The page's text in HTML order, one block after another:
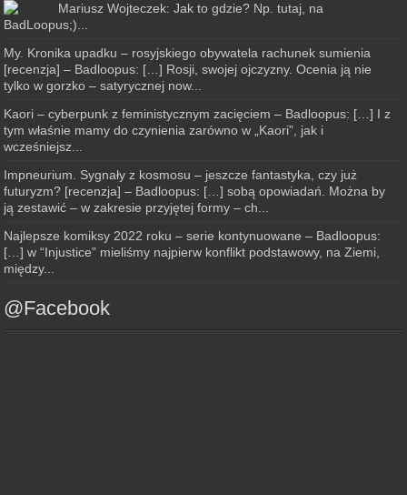
Mariusz Wojteczek: Jak to gdzie? Np. tutaj, na
BadLoopus;)...
My. Kronika upadku – rosyjskiego obywatela rachunek sumienia
[recenzja] – Badloopus: […] Rosji, swojej ojczyzny. Ocenia ją nie
tylko w gorzko – satyrycznej now...
Kaori – cyberpunk z feministycznym zacięciem – Badloopus: […] I z
tym właśnie mamy do czynienia zarówno w „Kaori”, jak i
wcześniejsz...
Impneurium. Sygnały z kosmosu – jeszcze fantastyka, czy już
futuryzm? [recenzja] – Badloopus: […] sobą opowiadań. Można by
ją zestawić – w zakresie przyjętej formy – ch...
Najlepsze komiksy 2022 roku – serie kontynuowane – Badloopus:
[…] w “Injustice” mieliśmy najpierw konflikt podstawowy, na Ziemi,
między...
@Facebook